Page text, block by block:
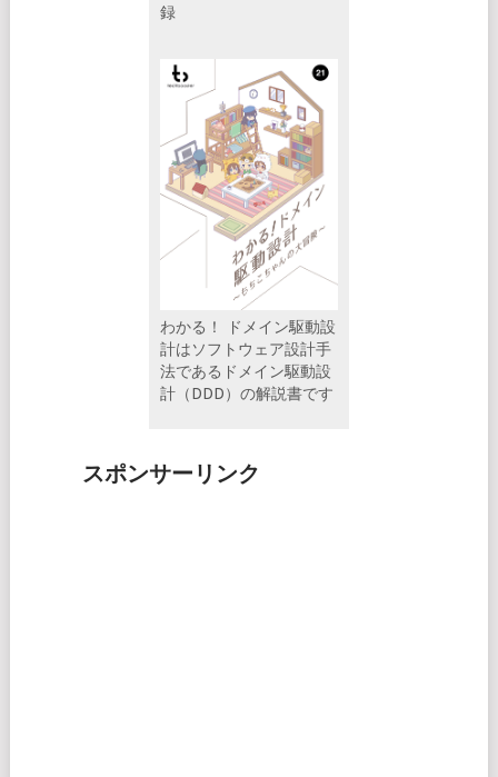
録
わかる！ ドメイン駆動設
計はソフトウェア設計手
法であるドメイン駆動設
計（DDD）の解説書です
スポンサーリンク